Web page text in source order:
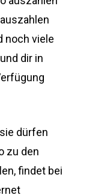
noch viele
dir in
dürfen
zu den
findet bei